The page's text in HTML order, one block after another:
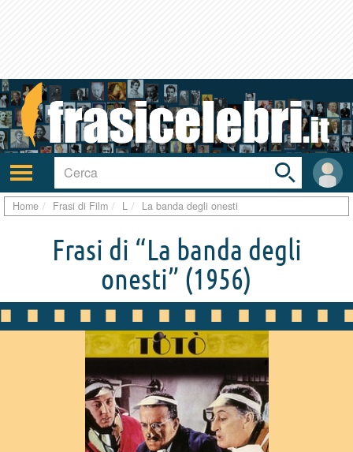
Attiva/disattiva
navigazione
User
area
Toggle
search
bar
Home Frasi di Film L La banda degli onesti
Frasi di “La banda degli
onesti” (1956)